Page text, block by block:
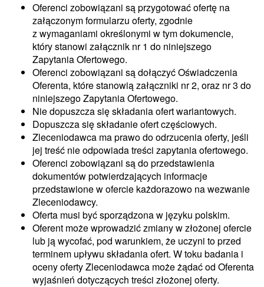
Oferenci zobowiązani są przygotować ofertę na
załączonym formularzu oferty, zgodnie
z wymaganiami określonymi w tym dokumencie,
który stanowi załącznik nr 1 do niniejszego
Zapytania Ofertowego.
Oferenci zobowiązani są dołączyć Oświadczenia
Oferenta, które stanowią załączniki nr 2, oraz nr 3 do
niniejszego Zapytania Ofertowego.
Nie dopuszcza się składania ofert wariantowych.
Dopuszcza się składanie ofert częściowych.
Zleceniodawca ma prawo do odrzucenia oferty, jeśli
jej treść nie odpowiada treści zapytania ofertowego.
Oferenci zobowiązani są do przedstawienia
dokumentów potwierdzających informacje
przedstawione w ofercie każdorazowo na wezwanie
Zleceniodawcy.
Oferta musi być sporządzona w języku polskim.
Oferent może wprowadzić zmiany w złożonej ofercie
lub ją wycofać, pod warunkiem, że uczyni to przed
terminem upływu składania ofert. W toku badania i
oceny oferty Zleceniodawca może żądać od Oferenta
wyjaśnień dotyczących treści złożonej oferty.